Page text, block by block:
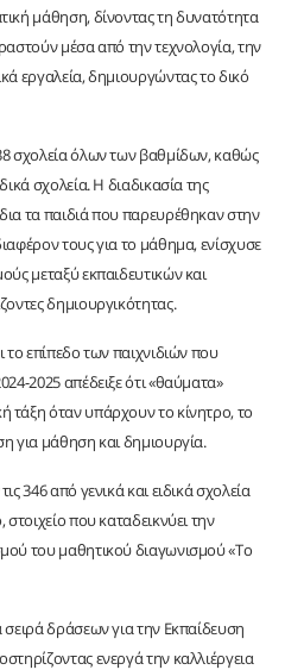
μάθηση, δίνοντας τη δυνατότητα
μέσα από την τεχνολογία, την
εργαλεία, δημιουργώντας το δικό
σχολεία όλων των βαθμίδων, καθώς
σχολεία. Η διαδικασία της
τα παιδιά που παρευρέθηκαν στην
τους για το μάθημα, ενίσχυσε
μεταξύ εκπαιδευτικών και
δημιουργικότητας.
το επίπεδο των παιχνιδιών που
2025 απέδειξε ότι «θαύματα»
όταν υπάρχουν το κίνητρο, το
για μάθηση και δημιουργία.
346 από γενικά και ειδικά σχολεία
που καταδεικνύει την
του μαθητικού διαγωνισμού «Το
δράσεων για την Εκπαίδευση
ενεργά την καλλιέργεια